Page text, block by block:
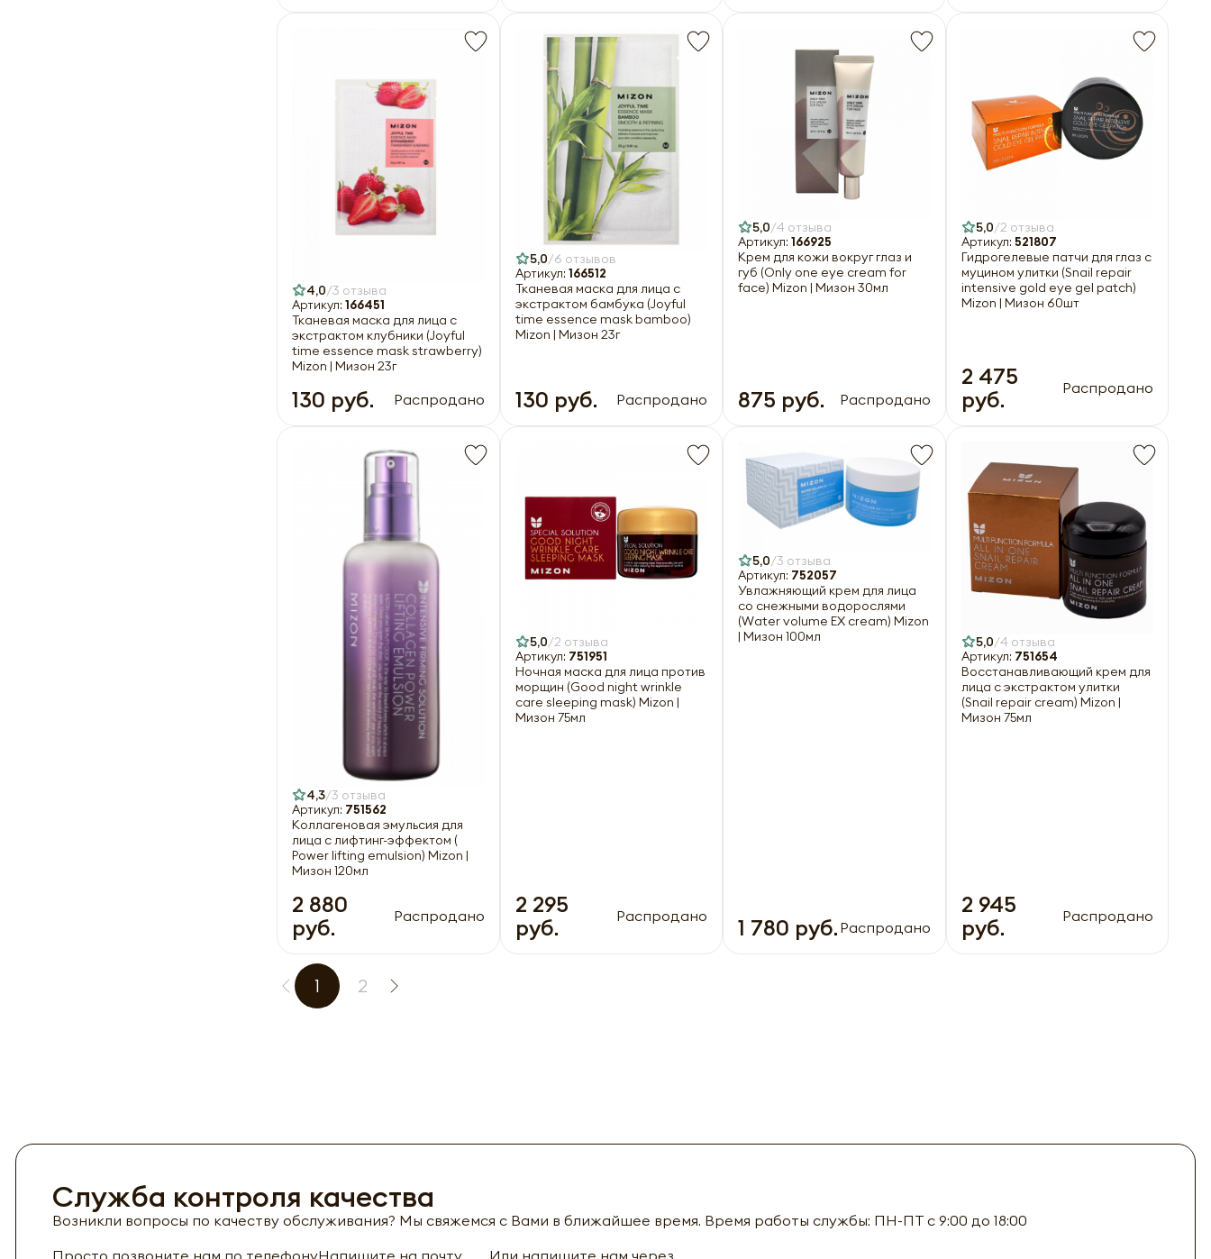
4,0 3 отзыва
Артикул: 166451
Тканевая маска для лица с
экстрактом клубники (Joyful
time essence mask strawberry)
Mizon | Мизон 23г
130 руб. Распродано
5,0 6 отзывов
Артикул: 166512
Тканевая маска для лица с
экстрактом бамбука (Joyful
time essence mask bamboo)
Mizon | Мизон 23г
130 руб. Распродано
5,0 4 отзыва
Артикул: 166925
Крем для кожи вокруг глаз и
губ (Only one eye cream for
face) Mizon | Мизон 30мл
875 руб. Распродано
5,0 2 отзыва
Артикул: 521807
Гидрогелевые патчи для глаз с
муцином улитки (Snail repair
intensive gold eye gel patch)
Mizon | Мизон 60шт
2 475
руб.
Распродано
4,3 3 отзыва
Артикул: 751562
Коллагеновая эмульсия для
лица с лифтинг-эффектом (
Power lifting emulsion) Mizon |
Мизон 120мл
2 880
руб.
Распродано
5,0 2 отзыва
Артикул: 751951
Ночная маска для лица против
морщин (Good night wrinkle
care sleeping mask) Mizon |
Мизон 75мл
2 295
руб.
Распродано
5,0 3 отзыва
Артикул: 752057
Увлажняющий крем для лица
со снежными водорослями
(Water volume EX cream) Mizon
| Мизон 100мл
1 780 руб. Распродано
5,0 4 отзыва
Артикул: 751654
Восстанавливающий крем для
лица с экстрактом улитки
(Snail repair cream) Mizon |
Мизон 75мл
2 945
руб.
Распродано
1 2
Служба контроля качества
Возникли вопросы по качеству обслуживания? Мы свяжемся с Вами в ближайшее время. Время работы службы: ПН-ПТ с 9:00 до 18:00
Просто позвоните нам по телефонуНапишите на почту Или напишите нам через